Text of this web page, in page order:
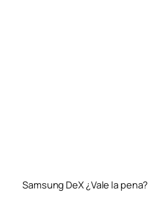
Samsung DeX ¿Vale la pena?